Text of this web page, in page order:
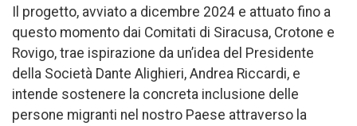
Il progetto, avviato a dicembre 2024 e attuato fino a
questo momento dai Comitati di Siracusa, Crotone e
Rovigo, trae ispirazione da un’idea del Presidente
della Società Dante Alighieri, Andrea Riccardi, e
intende sostenere la concreta inclusione delle
persone migranti nel nostro Paese attraverso la